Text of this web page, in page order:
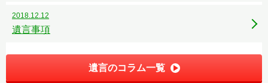
2018.12.12
遺言事項
遺言のコラム一覧